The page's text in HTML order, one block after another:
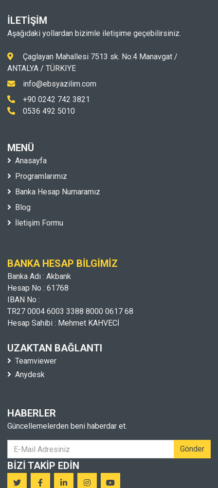
İLETİŞİM
Aşağıdaki yollardan bizimle iletişime geçebilirsiniz.
Çaglayan Mahallesi 7513 sk. No:4 Manavgat /
ANTALYA / TÜRKIYE
info@ebsyazilim.com
+90 0242 742 3821
0536 492 5010
MENÜ
Anasayfa
Programlarımız
Banka Hesap Numaramız
Blog
İletişim Formu
BANKA HESAP BILGIMIZ
Banka Adı : Akbank
Hesap No : 61768
IBAN No :
TR27 0004 6003 3388 8000 0617 68
Hesap Sahibi : Mehmet KAHVECİ
UZAKTAN BAĞLANTI
Teamviewer
Anydesk
HABERLER
Güncellemelerden beni haberdar et.
Gönder
BIZI TAKIP EDIN